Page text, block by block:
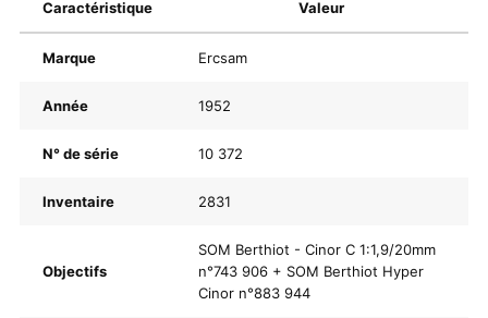
Caractéristique Valeur
Marque Ercsam
Année 1952
N° de série 10 372
Inventaire 2831
Objectifs
SOM Berthiot - Cinor C 1:1,9/20mm
n°743 906 + SOM Berthiot Hyper
Cinor n°883 944